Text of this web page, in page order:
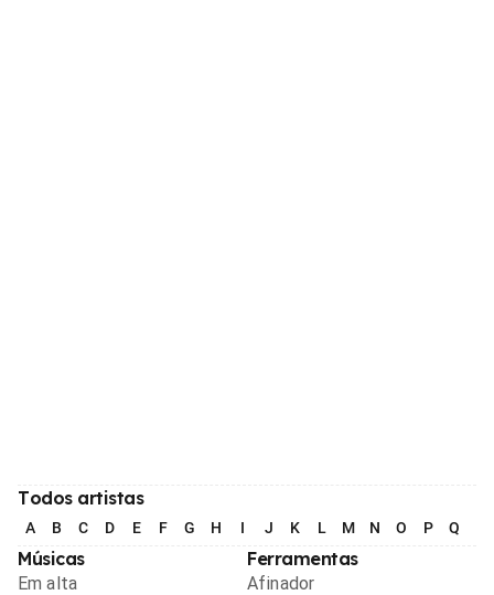
Todos artistas
A B C D E F G H I J K L M N O P Q
Músicas
Em alta
Ferramentas
Afinador